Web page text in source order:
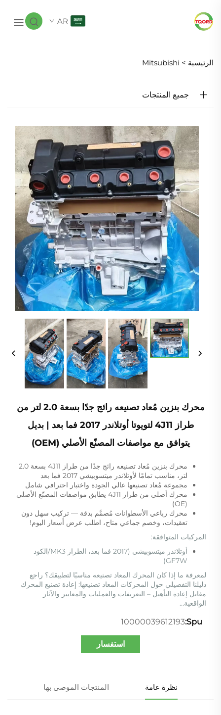
AR
الرئيسية > Mitsubishi
جميع المنتجات
محرك بنزين مُعاد تصنيعه رائج جدًا بسعة 2.0 لتر من
طراز 4J11 لتويوتا أوتلاندر 2017 فما بعد | بديل
يتوافق مع مواصفات المصنّع الأصلي (OEM)
محرك بنزين مُعاد تصنيعه رائج جدًا من طراز 4J11 بسعة 2.0
لتر، مناسب تمامًا لأوتلاندر ميتسوبيشي 2017 فما بعد
مجموعة مُعاد تصنيعها عالي الجودة واختبار احترافي شامل
محرك أصلي من طراز 4J11 يطابق مواصفات المصنّع الأصلي
(OE)
محرك رباعي الأسطوانات مُصمَّم بدقة — تركيب سهل دون
تعقيدات، وخصم جماعي متاح، اطلب عرض أسعار اليوم!
المركبات المتوافقة:
أوتلاندر ميتسوبيشي (2017 فما بعد، الطراز MK3/الكود
GF7W)
لمعرفة ما إذا كان المحرك المعاد تصنيعه مناسبًا لتطبيقك؟ راجع
دليلنا التفصيلي حول المحركات المعاد تصنيعها: إعادة تصنيع المحرك
مقابل إعادة التأهيل – التعريفات والعمليات والمعايير والآثار
الواقعية…
Spu:
10000039612193
استفسار
نظرة عامة المنتجات الموصى بها